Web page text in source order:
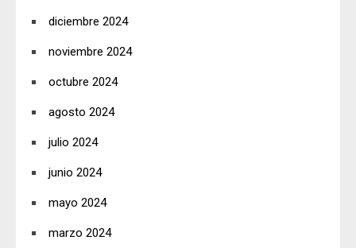
diciembre 2024
noviembre 2024
octubre 2024
agosto 2024
julio 2024
junio 2024
mayo 2024
marzo 2024